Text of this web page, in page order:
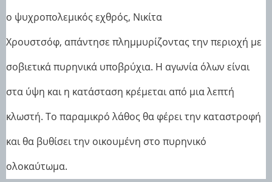
ο ψυχροπολεμικός εχθρός, Νικίτα
Χρουστσόφ, απάντησε πλημμυρίζοντας την περιοχή με
σοβιετικά πυρηνικά υποβρύχια. Η αγωνία όλων είναι
στα ύψη και η κατάσταση κρέμεται από μια λεπτή
κλωστή. Το παραμικρό λάθος θα φέρει την καταστροφή
και θα βυθίσει την οικουμένη στο πυρηνικό
ολοκαύτωμα.